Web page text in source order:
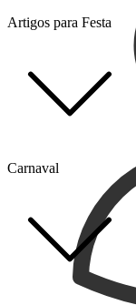
Artigos para Festa
Carnaval